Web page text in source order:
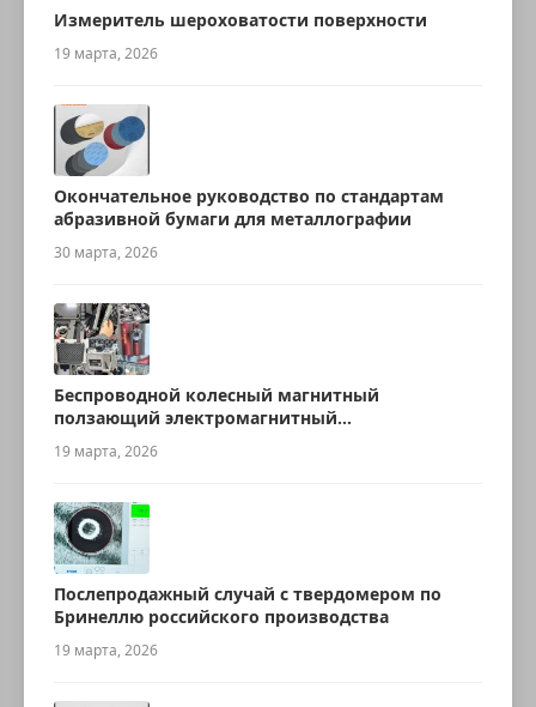
Измеритель шероховатости поверхности
19 марта, 2026
Окончательное руководство по стандартам
абразивной бумаги для металлографии
30 марта, 2026
Беспроводной колесный магнитный
ползающий электромагнитный
ультразвуковой робот для измерения
толщины
19 марта, 2026
Послепродажный случай с твердомером по
Бринеллю российского производства
19 марта, 2026